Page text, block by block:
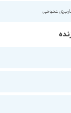
عمومی